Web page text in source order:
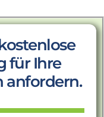
für Ihre
anfordern.